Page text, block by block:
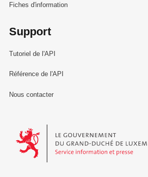
Fiches d'information
Support
Tutoriel de l'API
Référence de l'API
Nous contacter
Le Gouvernement du Grand-Duché de